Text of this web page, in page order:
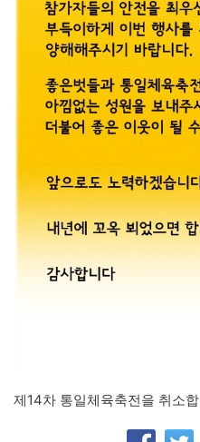
제14차 통일체육축전을 취소